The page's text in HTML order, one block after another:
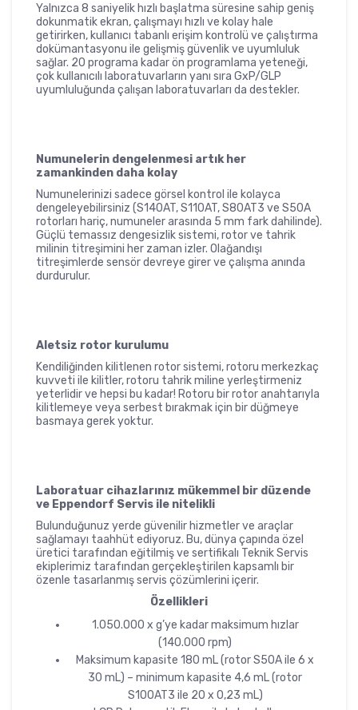
Yalnızca 8 saniyelik hızlı başlatma süresine sahip geniş
dokunmatik ekran, çalışmayı hızlı ve kolay hale
getirirken, kullanıcı tabanlı erişim kontrolü ve çalıştırma
dokümantasyonu ile gelişmiş güvenlik ve uyumluluk
sağlar. 20 programa kadar ön programlama yeteneği,
çok kullanıcılı laboratuvarların yanı sıra GxP/GLP
uyumluluğunda çalışan laboratuvarları da destekler.
Numunelerin dengelenmesi artık her
zamankinden daha kolay
Numunelerinizi sadece görsel kontrol ile kolayca
dengeleyebilirsiniz (S140AT, S110AT, S80AT3 ve S50A
rotorları hariç, numuneler arasında 5 mm fark dahilinde).
Güçlü temassız dengesizlik sistemi, rotor ve tahrik
milinin titreşimini her zaman izler. Olağandışı
titreşimlerde sensör devreye girer ve çalışma anında
durdurulur.
Aletsiz rotor kurulumu
Kendiliğinden kilitlenen rotor sistemi, rotoru merkezkaç
kuvveti ile kilitler, rotoru tahrik miline yerleştirmeniz
yeterlidir ve hepsi bu kadar! Rotoru bir rotor anahtarıyla
kilitlemeye veya serbest bırakmak için bir düğmeye
basmaya gerek yoktur.
Laboratuar cihazlarınız mükemmel bir düzende
ve Eppendorf Servis ile nitelikli
Bulunduğunuz yerde güvenilir hizmetler ve araçlar
sağlamayı taahhüt ediyoruz. Bu, dünya çapında özel
üretici tarafından eğitilmiş ve sertifikalı Teknik Servis
ekiplerimiz tarafından gerçekleştirilen kapsamlı bir
özenle tasarlanmış servis çözümlerini içerir.
Özellikleri
1.050.000 x g’ye kadar maksimum hızlar
(140.000 rpm)
Maksimum kapasite 180 mL (rotor S50A ile 6 x
30 mL) – minimum kapasite 4,6 mL (rotor
S100AT3 ile 20 x 0,23 mL)